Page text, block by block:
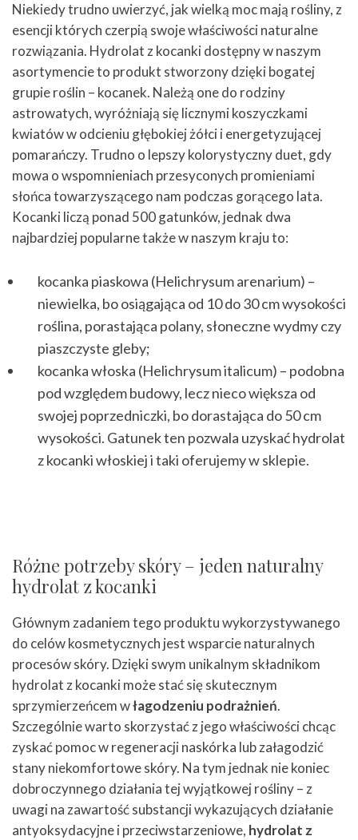
Niekiedy trudno uwierzyć, jak wielką moc mają rośliny, z
esencji których czerpią swoje właściwości naturalne
rozwiązania. Hydrolat z kocanki dostępny w naszym
asortymencie to produkt stworzony dzięki bogatej
grupie roślin – kocanek. Należą one do rodziny
astrowatych, wyróżniają się licznymi koszyczkami
kwiatów w odcieniu głębokiej żółci i energetyzującej
pomarańczy. Trudno o lepszy kolorystyczny duet, gdy
mowa o wspomnieniach przesyconych promieniami
słońca towarzyszącego nam podczas gorącego lata.
Kocanki liczą ponad 500 gatunków, jednak dwa
najbardziej popularne także w naszym kraju to:
kocanka piaskowa (Helichrysum arenarium) –
niewielka, bo osiągająca od 10 do 30 cm wysokości
roślina, porastająca polany, słoneczne wydmy czy
piaszczyste gleby;
kocanka włoska (Helichrysum italicum) – podobna
pod względem budowy, lecz nieco większa od
swojej poprzedniczki, bo dorastająca do 50 cm
wysokości. Gatunek ten pozwala uzyskać hydrolat
z kocanki włoskiej i taki oferujemy w sklepie.
Różne potrzeby skóry – jeden naturalny
hydrolat z kocanki
Głównym zadaniem tego produktu wykorzystywanego
do celów kosmetycznych jest wsparcie naturalnych
procesów skóry. Dzięki swym unikalnym składnikom
hydrolat z kocanki może stać się skutecznym
sprzymierzeńcem włagodzeniu podrażnień.
Szczególnie warto skorzystać z jego właściwości chcąc
zyskać pomoc w regeneracji naskórka lub załagodzić
stany niekomfortowe skóry. Na tym jednak nie koniec
dobroczynnego działania tej wyjątkowej rośliny – z
uwagi na zawartość substancji wykazujących działanie
antyoksydacyjne i przeciwstarzeniowe, hydrolat z